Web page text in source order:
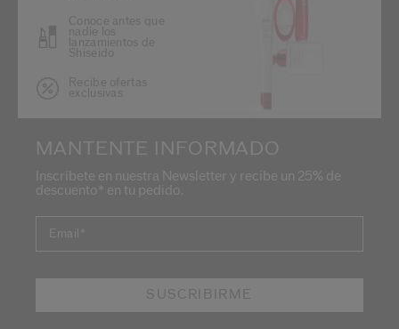
MANTENTE INFORMADO
Inscríbete en nuestra Newsletter y recibe un 25% de
descuento* en tu pedido.
*
Email
SUSCRIBIRME